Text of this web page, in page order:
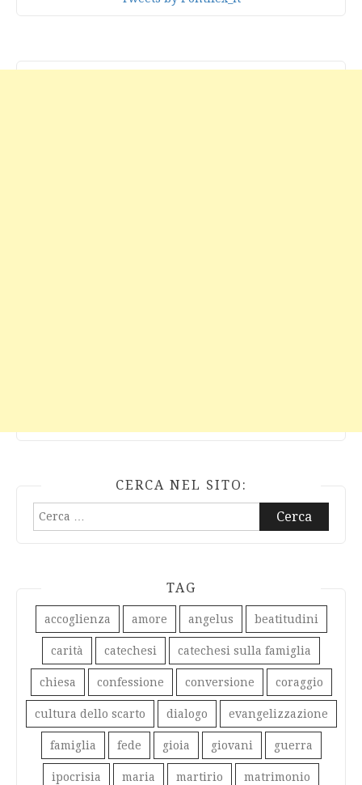
CERCA NEL SITO:
Ricerca
per:
TAG
accoglienza amore angelus beatitudini
carità catechesi catechesi sulla famiglia
chiesa confessione conversione coraggio
cultura dello scarto dialogo evangelizzazione
famiglia fede gioia giovani guerra
ipocrisia maria martirio matrimonio